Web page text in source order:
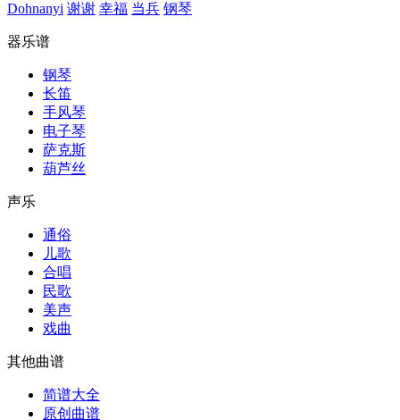
Dohnanyi 谢谢 幸福 当兵 钢琴
器乐谱
钢琴
长笛
手风琴
电子琴
萨克斯
葫芦丝
声乐
通俗
儿歌
合唱
民歌
美声
戏曲
其他曲谱
简谱大全
原创曲谱